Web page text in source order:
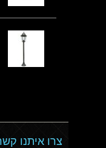
צרו איתנו